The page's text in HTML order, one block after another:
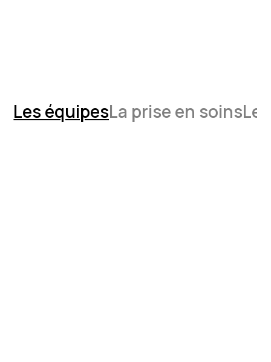
Les équipesLa prise en soins